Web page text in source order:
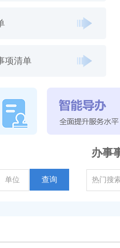
项清单
查询
办事